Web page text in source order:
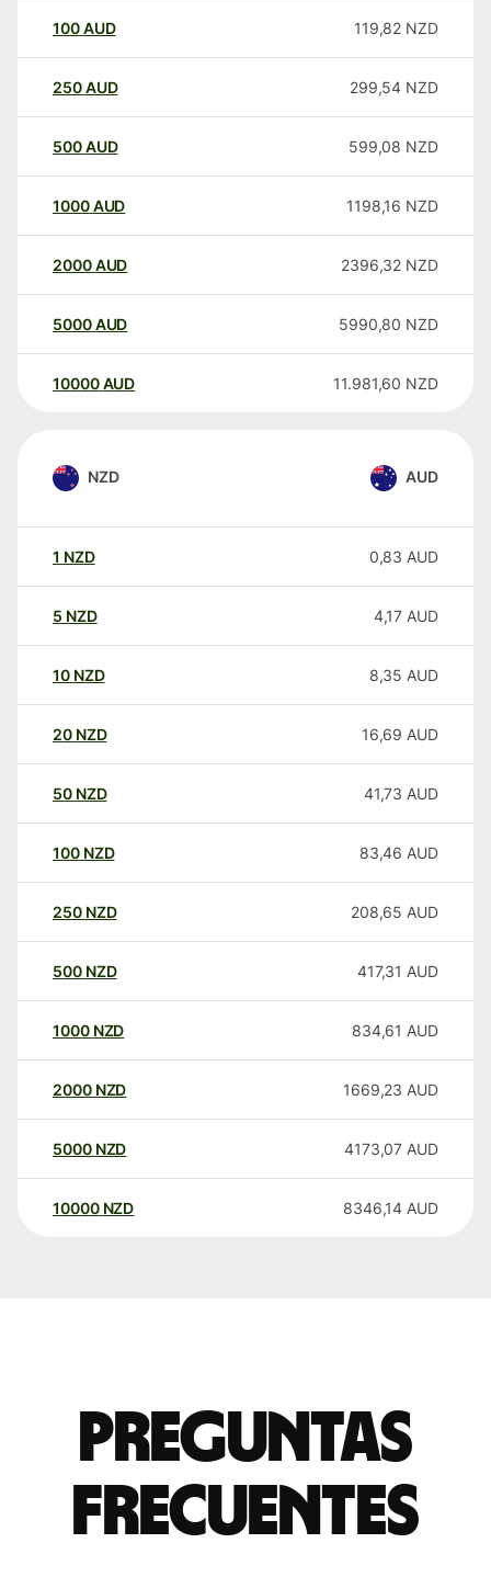
100AUD 119,82 NZD
250AUD 299,54 NZD
500AUD 599,08 NZD
1000AUD 1198,16 NZD
2000AUD 2396,32 NZD
5000AUD 5990,80 NZD
10000 AUD 11.981,60 NZD
NZD AUD
1 NZD 0,83 AUD
5 NZD 4,17 AUD
10 NZD 8,35 AUD
20 NZD 16,69 AUD
50 NZD 41,73 AUD
100 NZD 83,46 AUD
250 NZD 208,65 AUD
500 NZD 417,31 AUD
1000 NZD 834,61 AUD
2000 NZD 1669,23 AUD
5000 NZD 4173,07 AUD
10000 NZD 8346,14 AUD
Preguntas
frecuentes